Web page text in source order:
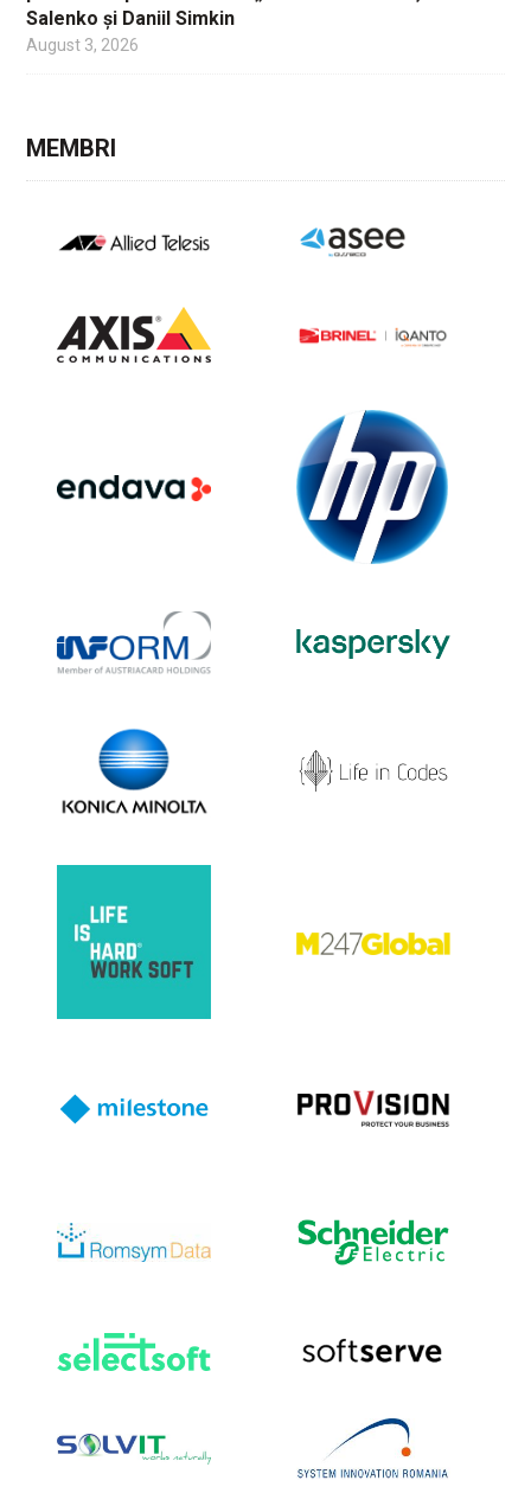
Salenko și Daniil Simkin
August 3, 2026
MEMBRI